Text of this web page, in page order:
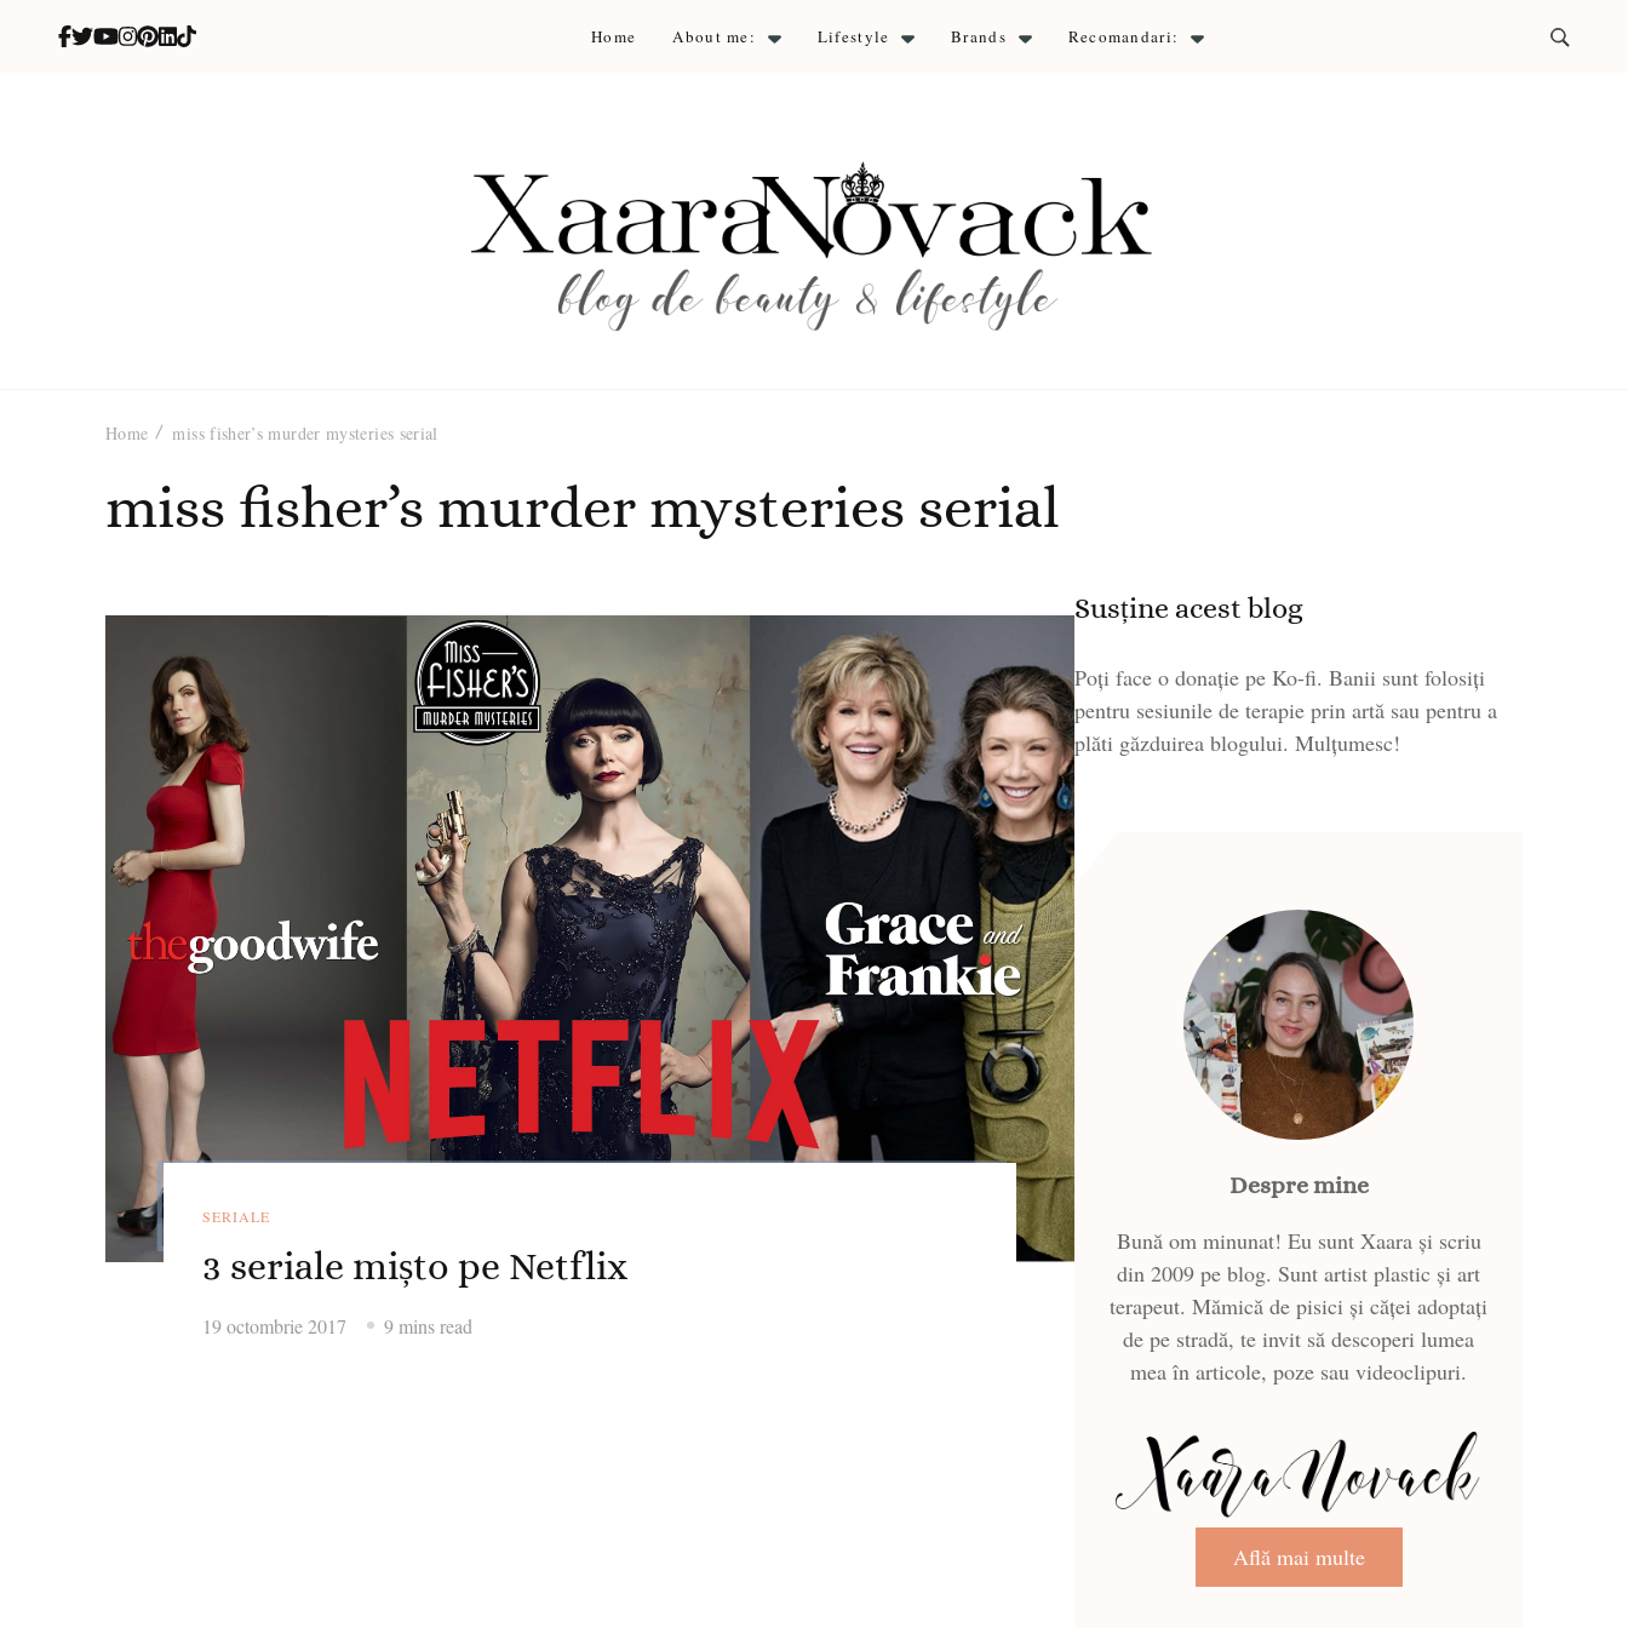
Home About me: Lifestyle Brands Recomandari:
Home miss fisher’s murder mysteries serial
miss fisher’s murder mysteries serial
SERIALE
3 seriale mișto pe Netflix
19 octombrie 2017 9 mins read
Susține acest blog
Poți face o donație pe Ko-fi. Banii sunt folosiți
pentru sesiunile de terapie prin artă sau pentru a
plăti găzduirea blogului. Mulțumesc!
Despre mine
Bună om minunat! Eu sunt Xaara și scriu
din 2009 pe blog. Sunt artist plastic și art
terapeut. Mămică de pisici și căței adoptați
de pe stradă, te invit să descoperi lumea
mea în articole, poze sau videoclipuri.
Află mai multe